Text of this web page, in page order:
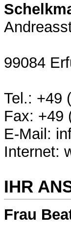
99084
Tel.: +49
Fax: +49
E-Mail:
Internet:
IHR
Frau